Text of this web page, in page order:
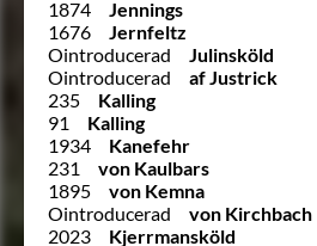
1874
Jennings
1676
Jernfeltz
Ointroducerad
Julinsköld
Ointroducerad
af Justrick
235
Kalling
91
Kalling
1934
Kanefehr
231
von Kaulbars
1895
von Kemna
Ointroducerad
von Kirchbach
2023
Kjerrmansköld